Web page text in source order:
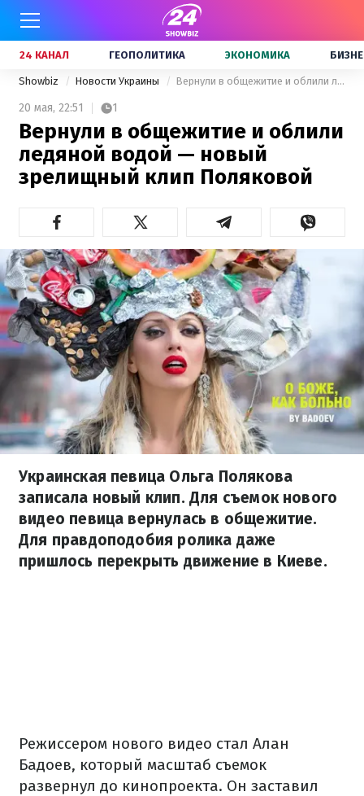
24 КАНАЛ ГЕОПОЛИТИКА ЭКОНОМИКА
Showbiz Новости Украины Вернули в общежитие и облили ледяной водой — новый зрелищный клип Поляковой
20 мая, 22:51 1
Вернули в общежитие и облили
ледяной водой — новый
зрелищный клип Поляковой
Украинская певица Ольга Полякова
записала новый клип. Для съемок нового
видео певица вернулась в общежитие.
Для правдоподобия ролика даже
пришлось перекрыть движение в Киеве.
Режиссером нового видео стал Алан
Бадоев, который масштаб съемок
развернул до кинопроекта. Он заставил